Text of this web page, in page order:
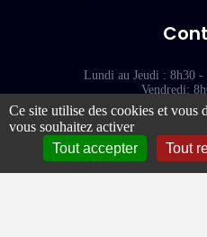
Lundi au Jeudi : 8h30
Vendredi:
77000 -
Ce site utilise des cookies et vous
vous souhaitez activer
Tout accepter
Tout